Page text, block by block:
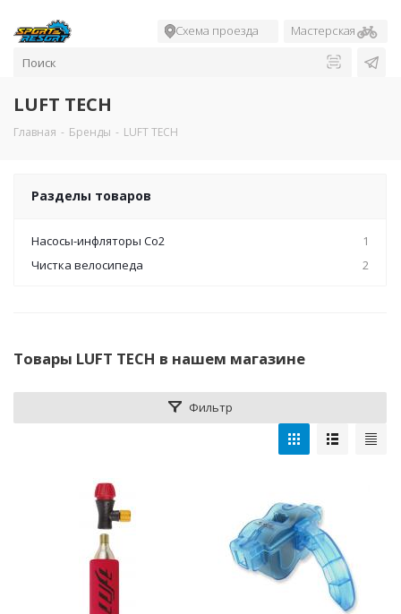
Схема проезда Мастерская
LUFT TECH
Главная - Бренды - LUFT TECH
Разделы товаров
Насосы-инфляторы Co2
1
Чистка велосипеда
2
Товары LUFT TECH в нашем магазине
Фильтр